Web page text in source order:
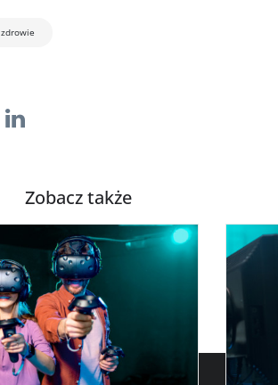
zdrowie
Zobacz także